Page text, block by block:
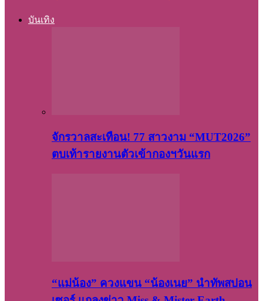
บันเทิง
จักรวาลสะเทือน! 77 สาวงาม “MUT2026”
ตบเท้ารายงานตัวเข้ากองฯวันแรก
“แม่น้อง” ควงแขน “น้องเนย” นำทัพสปอน